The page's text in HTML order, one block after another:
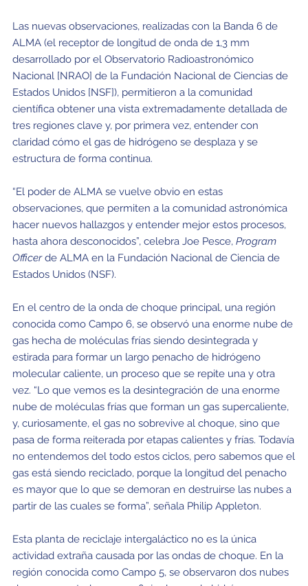
Las nuevas observaciones, realizadas con la Banda 6 de
ALMA (el receptor de longitud de onda de 1,3 mm
desarrollado por el Observatorio Radioastronómico
Nacional [NRAO] de la Fundación Nacional de Ciencias de
Estados Unidos [NSF]), permitieron a la comunidad
científica obtener una vista extremadamente detallada de
tres regiones clave y, por primera vez, entender con
claridad cómo el gas de hidrógeno se desplaza y se
estructura de forma continua.
“El poder de ALMA se vuelve obvio en estas
observaciones, que permiten a la comunidad astronómica
hacer nuevos hallazgos y entender mejor estos procesos,
hasta ahora desconocidos”, celebra Joe Pesce, Program
Officerde ALMA en la Fundación Nacional de Ciencia de
Estados Unidos (NSF).
En el centro de la onda de choque principal, una región
conocida como Campo 6, se observó una enorme nube de
gas hecha de moléculas frías siendo desintegrada y
estirada para formar un largo penacho de hidrógeno
molecular caliente, un proceso que se repite una y otra
vez. “Lo que vemos es la desintegración de una enorme
nube de moléculas frías que forman un gas supercaliente,
y, curiosamente, el gas no sobrevive al choque, sino que
pasa de forma reiterada por etapas calientes y frías. Todavía
no entendemos del todo estos ciclos, pero sabemos que el
gas está siendo reciclado, porque la longitud del penacho
es mayor que lo que se demoran en destruirse las nubes a
partir de las cuales se forma”, señala Philip Appleton.
Esta planta de reciclaje intergaláctico no es la única
actividad extraña causada por las ondas de choque. En la
región conocida como Campo 5, se observaron dos nubes